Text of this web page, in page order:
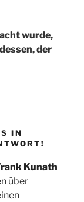
wurde,
der
IN
Kunath
über